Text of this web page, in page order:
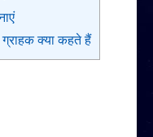
ग्राहक क्या कहते हैं